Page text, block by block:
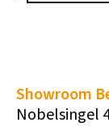
Showroom
Nobelsingel